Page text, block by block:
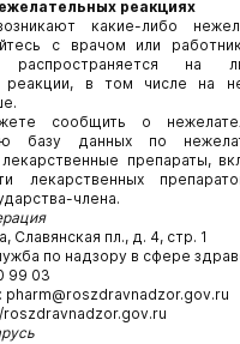
реакциях
какие-либо
с врачом или
распространяется на
реакции, в том числе на
сообщить о
базу данных по
препараты,
лекарственных
члена.
Славянская пл., д. 4, стр. 1
по надзору в сфере
99 03
pharm@roszdravnadzor.gov.ru